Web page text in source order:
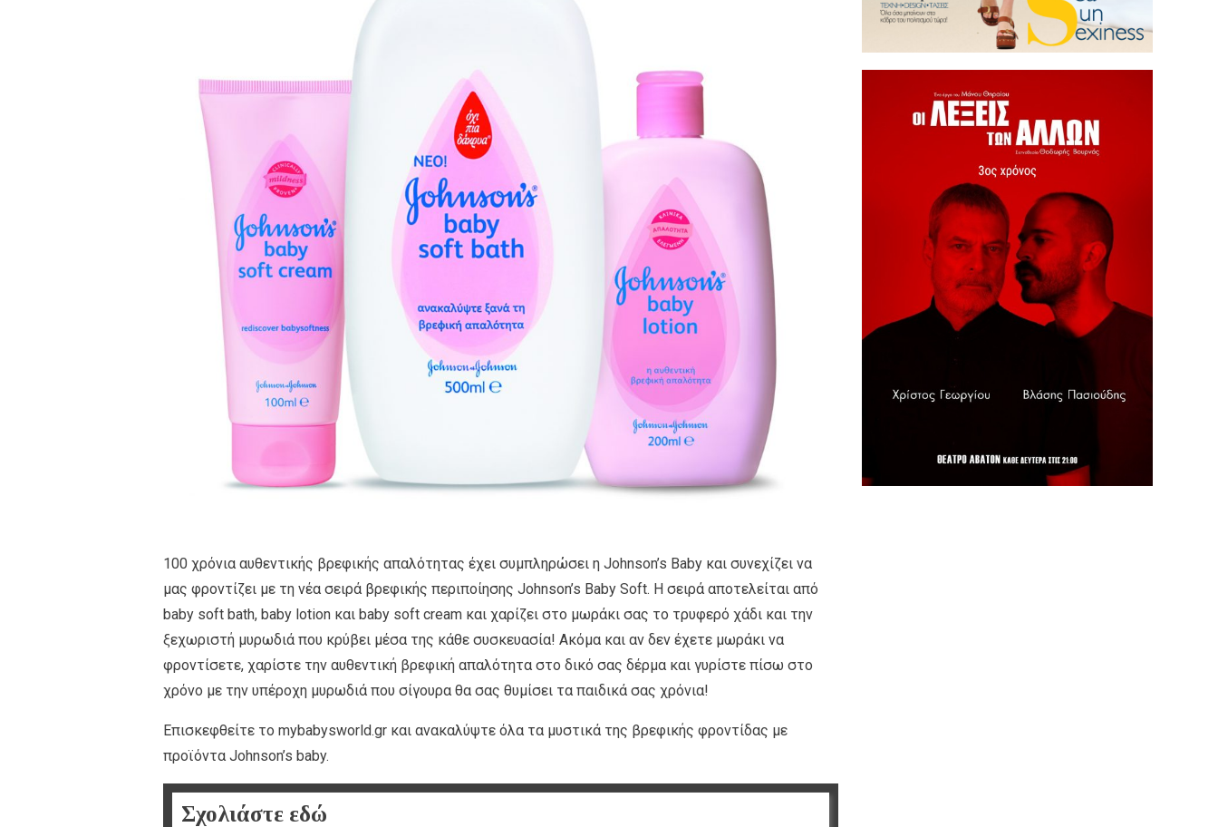
100 χρόνια αυθεντικής βρεφικής απαλότητας έχει συμπληρώσει η Johnson’s Baby και συνεχίζει να
μας φροντίζει με τη νέα σειρά βρεφικής περιποίησης Johnson’s Baby Soft. Η σειρά αποτελείται από
baby soft bath, baby lotion και baby soft cream και χαρίζει στο μωράκι σας το τρυφερό χάδι και την
ξεχωριστή μυρωδιά που κρύβει μέσα της κάθε συσκευασία! Ακόμα και αν δεν έχετε μωράκι να
φροντίσετε, χαρίστε την αυθεντική βρεφική απαλότητα στο δικό σας δέρμα και γυρίστε πίσω στο
χρόνο με την υπέροχη μυρωδιά που σίγουρα θα σας θυμίσει τα παιδικά σας χρόνια!
Επισκεφθείτε το mybabysworld.gr και ανακαλύψτε όλα τα μυστικά της βρεφικής φροντίδας με
προϊόντα Johnson’s baby.
Σχολιάστε εδώ